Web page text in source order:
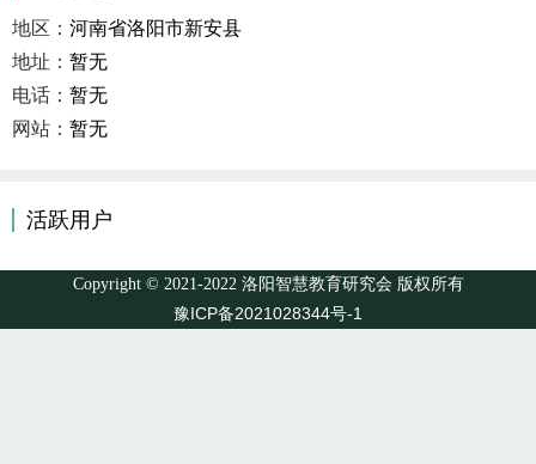
地区： 河南省洛阳市新安县
地址： 暂无
电话： 暂无
网站： 暂无
活跃用户
Copyright © 2021-2022 洛阳智慧教育研究会 版权所有
豫ICP备2021028344号-1